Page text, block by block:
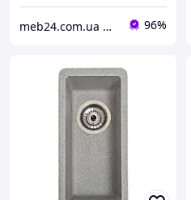
meb24.com.ua Компанія "Меб24". Продаж меблів для дома то офісу. Матраци, ліжка. 96%